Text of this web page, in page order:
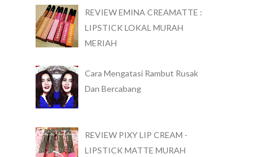
REVIEW EMINA CREAMATTE :
LIPSTICK LOKAL MURAH
MERIAH
Cara Mengatasi Rambut Rusak
Dan Bercabang
REVIEW PIXY LIP CREAM -
LIPSTICK MATTE MURAH